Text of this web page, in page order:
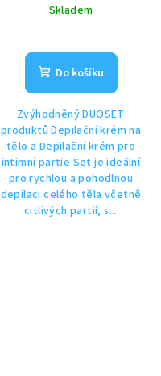
Skladem
hodnocení
produktu
z
5
hvězdiček.
Do košíku
Zvýhodněný DUOSET
produktů Depilační krém na
tělo a Depilační krém pro
intimní partie Set je ideální
pro rychlou a pohodlnou
depilaci celého těla včetně
citlivých partií, s...